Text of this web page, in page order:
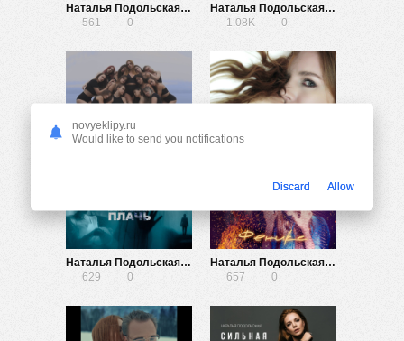
Наталья Подольская — Папина дочка
561
0
Наталья Подольская — Конечно, да!
1.08K
0
Наталья Подольская — Я тоже
Наталья Подольская — Плачь
629
0
Наталья Подольская — Феникс
657
0
novyeklipy.ru
Would like to send you notifications
Discard Allow